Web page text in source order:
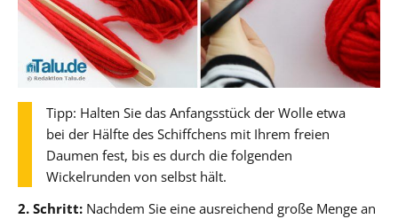
Tipp: Halten Sie das Anfangsstück der Wolle etwa
bei der Hälfte des Schiffchens mit Ihrem freien
Daumen fest, bis es durch die folgenden
Wickelrunden von selbst hält.
2. Schritt: Nachdem Sie eine ausreichend große Menge an